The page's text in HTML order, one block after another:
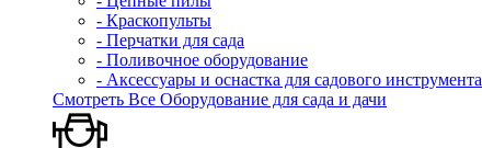
- Краскопульты
- Перчатки для сада
- Поливочное оборудование
- Аксессуары и оснастка для садового инструмента
Смотреть Все Оборудование для сада и дачи